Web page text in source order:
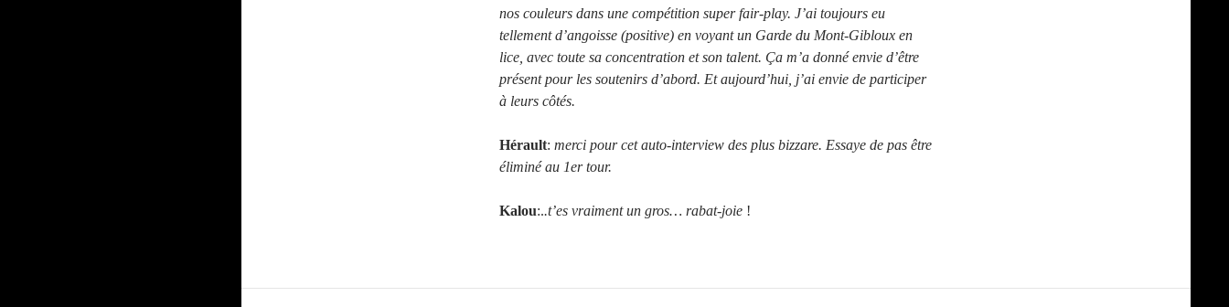
nos couleurs dans une compétition super fair-play. J’ai toujours eu
tellement d’angoisse (positive) en voyant un Garde du Mont-Gibloux en
lice, avec toute sa concentration et son talent. Ça m’a donné envie d’être
présent pour les soutenirs d’abord. Et aujourd’hui, j’ai envie de participer
à leurs côtés.
Hérault: merci pour cet auto-interview des plus bizzare. Essaye de pas être
éliminé au 1er tour.
Kalou:..t’es vraiment un gros… rabat-joie !